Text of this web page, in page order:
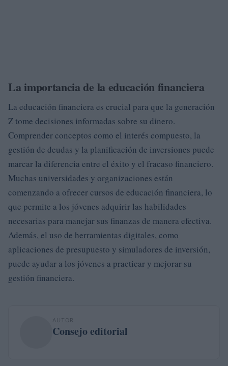
La importancia de la educación financiera
La educación financiera es crucial para que la generación
Z tome decisiones informadas sobre su dinero.
Comprender conceptos como el interés compuesto, la
gestión de deudas y la planificación de inversiones puede
marcar la diferencia entre el éxito y el fracaso financiero.
Muchas universidades y organizaciones están
comenzando a ofrecer cursos de educación financiera, lo
que permite a los jóvenes adquirir las habilidades
necesarias para manejar sus finanzas de manera efectiva.
Además, el uso de herramientas digitales, como
aplicaciones de presupuesto y simuladores de inversión,
puede ayudar a los jóvenes a practicar y mejorar su
gestión financiera.
AUTOR
Consejo editorial